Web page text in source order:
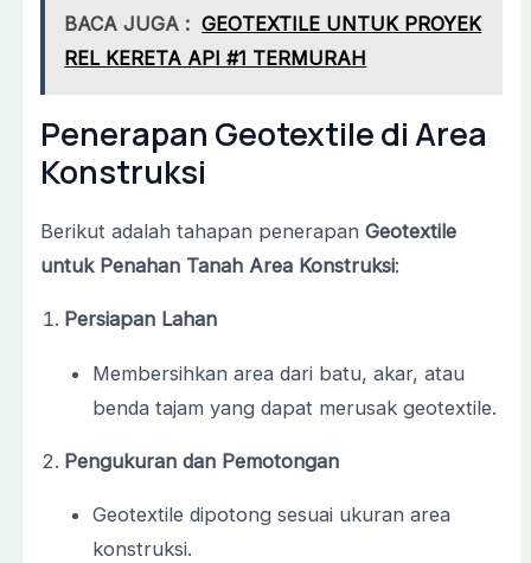
BACA JUGA : GEOTEXTILE UNTUK PROYEK
REL KERETA API #1 TERMURAH
Penerapan Geotextile di Area
Konstruksi
Berikut adalah tahapan penerapan Geotextile
untuk Penahan Tanah Area Konstruksi:
Persiapan Lahan
Membersihkan area dari batu, akar, atau
benda tajam yang dapat merusak geotextile.
Pengukuran dan Pemotongan
Geotextile dipotong sesuai ukuran area
konstruksi.